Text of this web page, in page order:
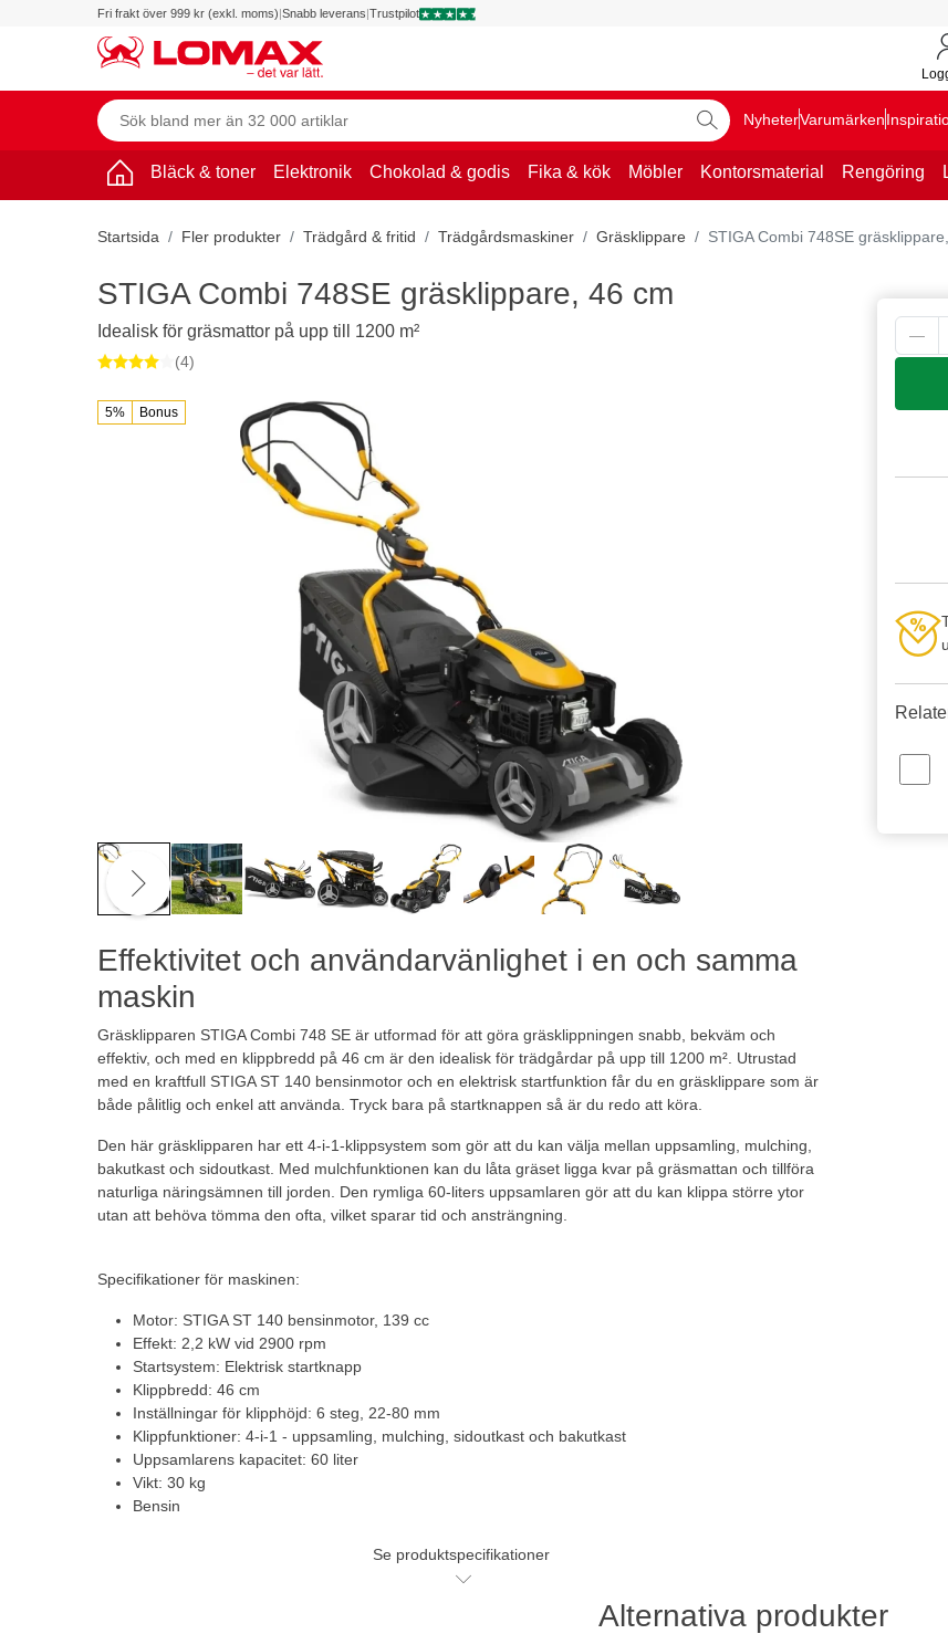
Fri frakt över 999 kr (exkl. moms)|Snabb leverans|Trustpilot
NyheterVarumärken
Bläck & toner Elektronik Chokolad & godis Fika & kök Möbler Kontorsmaterial Rengöring
Startsida Fler produkter Trädgård & fritid Trädgårdsmaskiner Gräsklippare STIGA Combi 748SE
5% Bonus
Effektivitet och användarvänlighet i en och samma
maskin
Gräsklipparen STIGA Combi 748 SE är utformad för att göra gräsklippningen snabb, bekväm och
effektiv, och med en klippbredd på 46 cm är den idealisk för trädgårdar på upp till 1200 m². Utrustad
med en kraftfull STIGA ST 140 bensinmotor och en elektrisk startfunktion får du en gräsklippare som är
både pålitlig och enkel att använda. Tryck bara på startknappen så är du redo att köra.
Den här gräsklipparen har ett 4-i-1-klippsystem som gör att du kan välja mellan uppsamling, mulching,
bakutkast och sidoutkast. Med mulchfunktionen kan du låta gräset ligga kvar på gräsmattan och tillföra
naturliga näringsämnen till jorden. Den rymliga 60-liters uppsamlaren gör att du kan klippa större ytor
utan att behöva tömma den ofta, vilket sparar tid och ansträngning.
Specifikationer för maskinen:
Motor: STIGA ST 140 bensinmotor, 139 cc
Effekt: 2,2 kW vid 2900 rpm
Startsystem: Elektrisk startknapp
Klippbredd: 46 cm
Inställningar för klipphöjd: 6 steg, 22-80 mm
Klippfunktioner: 4-i-1 - uppsamling, mulching, sidoutkast och bakutkast
Uppsamlarens kapacitet: 60 liter
Vikt: 30 kg
Bensin
Se produktspecifikationer
STIGA Combi 748SE gräsklippare, 46 cm
Idealisk för gräsmattor på upp till 1200 m²
(4)
Alternativa produkter